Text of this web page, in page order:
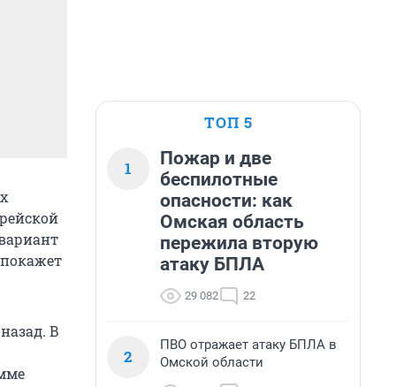
покажет
В
ТОП 5
1
Пожар и две
беспилотные
опасности: как
Омская область
пережила вторую
атаку БПЛА
29 082 22
2
ПВО отражает атаку БПЛА в
Омской области